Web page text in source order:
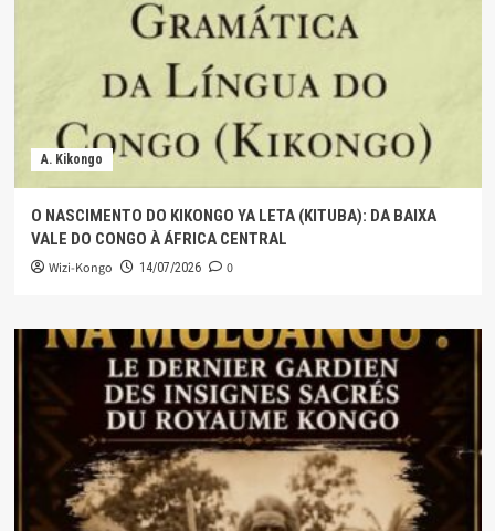
A. Kikongo
O NASCIMENTO DO KIKONGO YA LETA (KITUBA): DA BAIXA
VALE DO CONGO À ÁFRICA CENTRAL
Wizi-Kongo 14/07/2026 0